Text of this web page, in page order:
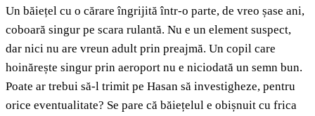
Un băiețel cu o cărare îngrijită într-o parte, de vreo șase ani,
coboară singur pe scara rulantă. Nu e un element suspect,
dar nici nu are vreun adult prin preajmă. Un copil care
hoinărește singur prin aeroport nu e niciodată un semn bun.
Poate ar trebui să-l trimit pe Hasan să investigheze, pentru
orice eventualitate? Se pare că băiețelul e obișnuit cu frica